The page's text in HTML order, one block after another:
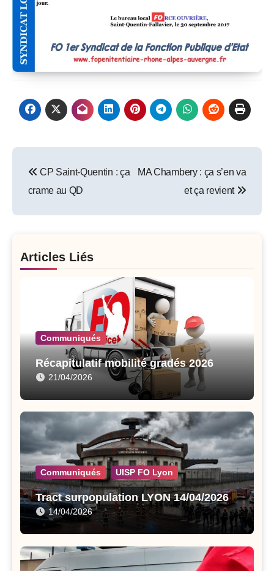
navigation
CP Saint-Quentin : ça
crame au QD
MA Chambery : ça s’en va
et ça revient
Articles Liés
Communiqués
Récapitulatif mobilité gradés 2026
21/04/2026
Communiqués UISP FO Lyon
Tract surpopulation LYON 14/04/2026
14/04/2026